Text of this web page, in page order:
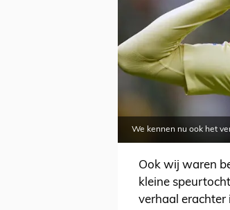
We kennen nu ook het
Ook wij waren
kleine
verhaal erachter